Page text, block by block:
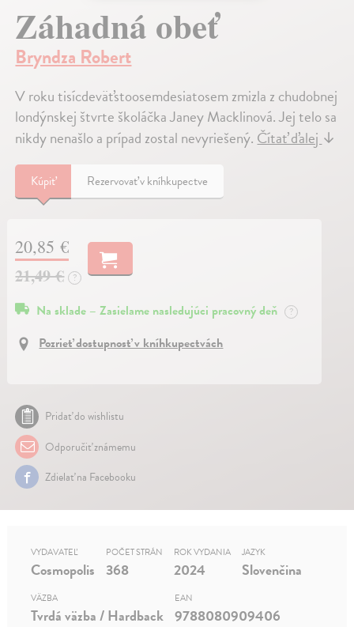
Záhadná obeť
Bryndza Robert
V roku tisícdeväťstoosemdesiatosem zmizla z chudobnej
londýnskej štvrte školáčka Janey Macklinová. Jej telo sa
nikdy nenašlo a prípad zostal nevyriešený.Čítať ďalej↓
Kúpiť Rezervovať v kníhkupectve
20,85 €
21,49 €
?
Na sklade – Zasielame nasledujúci pracovný deň ?
Pozrieť dostupnosť v kníhkupectvách
Pridať do wishlistu
Odporučiť známemu
Zdielať na Facebooku
VYDAVATEĽ
Cosmopolis
POČET STRÁN
368
ROK VYDANIA
2024
JAZYK
Slovenčina
VÄZBA
Tvrdá väzba / Hardback
EAN
9788080909406